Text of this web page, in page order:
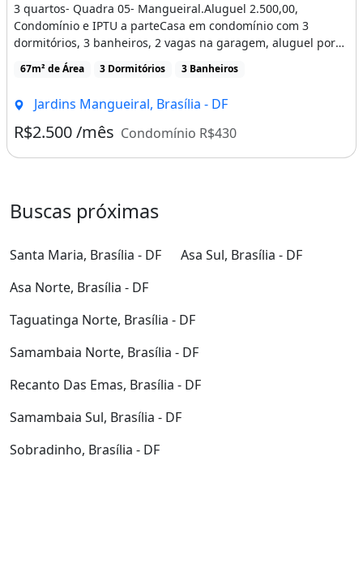
3 quartos- Quadra 05- Mangueiral.Aluguel 2.500,00,
Condomínio e IPTU a parteCasa em condomínio com 3
dormitórios, 3 banheiros, 2 vagas na garagem, aluguel por
R$2.500 /mês, [...]
67m² de Área 3 Dormitórios 3 Banheiros
Jardins Mangueiral, Brasília - DF
R$2.500 /mês Condomínio R$430
Buscas próximas
Santa Maria, Brasília - DF
Asa Sul, Brasília - DF
Asa Norte, Brasília - DF
Taguatinga Norte, Brasília - DF
Samambaia Norte, Brasília - DF
Recanto Das Emas, Brasília - DF
Samambaia Sul, Brasília - DF
Sobradinho, Brasília - DF